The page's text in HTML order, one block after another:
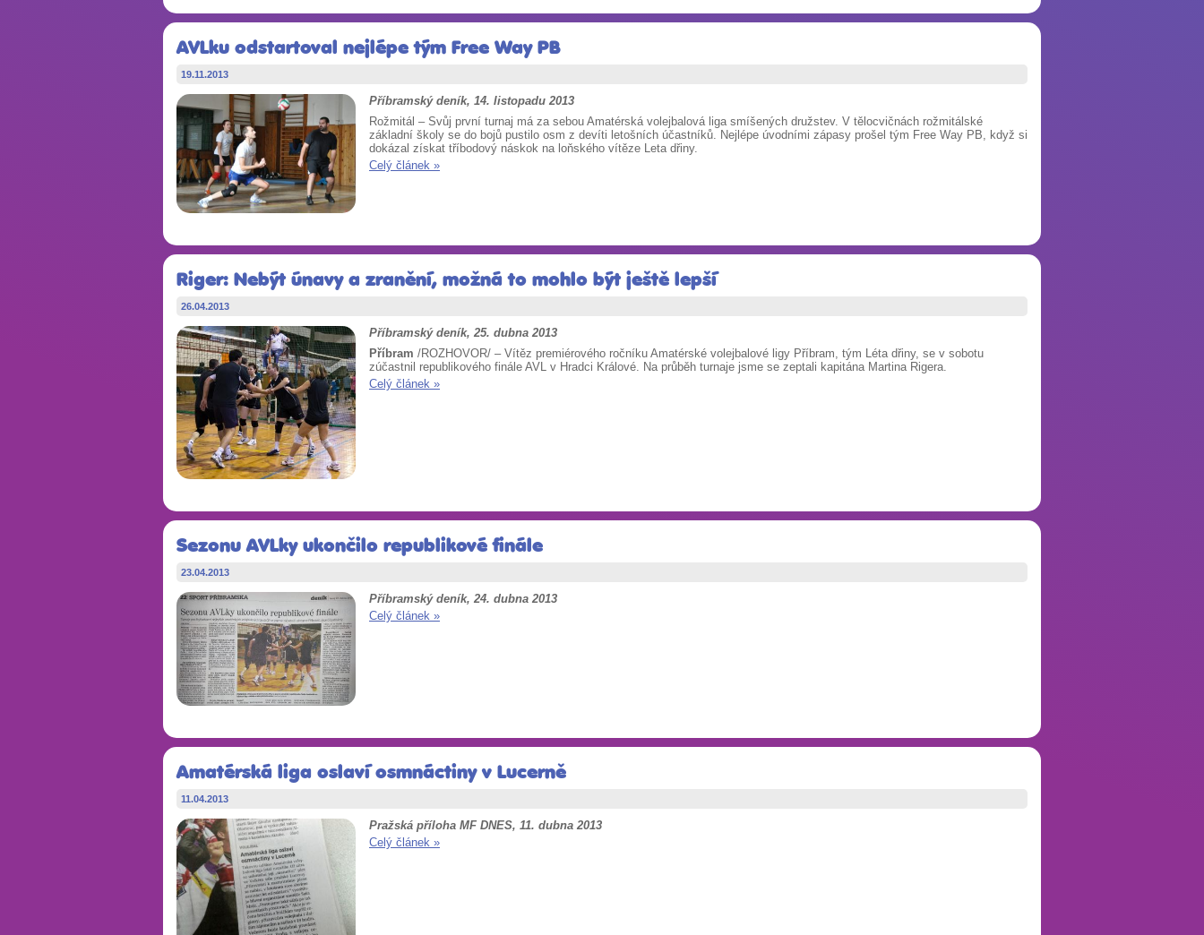
AVLku odstartoval nejlépe tým Free Way PB
19.11.2013
Příbramský deník, 14. listopadu 2013
Rožmitál – Svůj první turnaj má za sebou Amatérská volejbalová liga smíšených družstev. V tělocvičnách rožmitálské
základní školy se do bojů pustilo osm z devíti letošních účastníků. Nejlépe úvodními zápasy prošel tým Free Way PB, když si
dokázal získat tříbodový náskok na loňského vítěze Leta dřiny.
Celý článek »
Riger: Nebýt únavy a zranění, možná to mohlo být ještě lepší
26.04.2013
Příbramský deník, 25. dubna 2013
Příbram /ROZHOVOR/ – Vítěz premiérového ročníku Amatérské volejbalové ligy Příbram, tým Léta dřiny, se v sobotu
zúčastnil republikového finále AVL v Hradci Králové. Na průběh turnaje jsme se zeptali kapitána Martina Rigera.
Celý článek »
Sezonu AVLky ukončilo republikové finále
23.04.2013
Příbramský deník, 24. dubna 2013
Celý článek »
Amatérská liga oslaví osmnáctiny v Lucerně
11.04.2013
Pražská příloha MF DNES, 11. dubna 2013
Celý článek »